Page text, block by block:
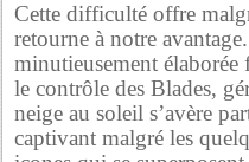
Cette difficulté offre
retourne à notre
minutieusement
le contrôle des Blades,
neige au soleil s’avère
captivant malgré les